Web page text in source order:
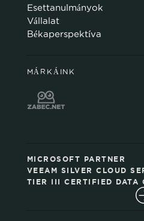
Esettanulmányok
Vállalat
Békaperspektíva
MÁRKÁINK
MICROSOFT PARTNER
VEEAM SILVER CLOUD
TIER III CERTIFIED DATA